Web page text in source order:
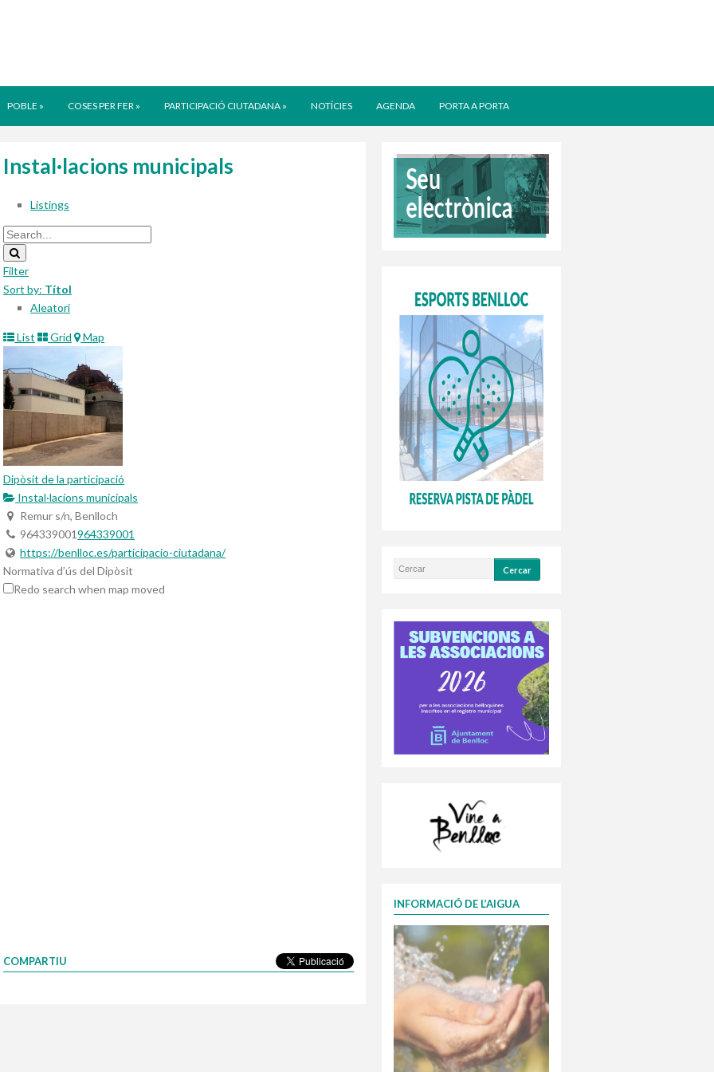
POBLE » COSES PER FER » PARTICIPACIÓ CIUTADANA » NOTÍCIES AGENDA PORTA A PORTA
Instal·lacions municipals
Listings
Filter
Sort by: Títol
Aleatori
List Grid Map
Dipòsit de la participació
Instal·lacions municipals
Remur s/n, Benlloch
964339001964339001
https://benlloc.es/participacio-ciutadana/
Normativa d’ús del Dipòsit
Redo search when map moved
COMPARTIU
INFORMACIÓ DE L’AIGUA